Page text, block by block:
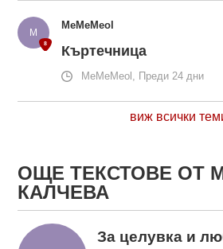
MeMeMeol
Къртечница
MeMeMeol, Преди 24 дни
виж всички
ОЩЕ ТЕКСТОВЕ ОТ
КАЛЧЕВА
За целувка и